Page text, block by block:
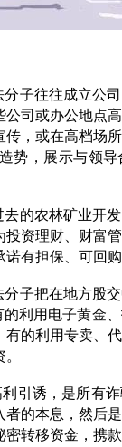
子往往成立公
司或办公地点
，或在高档场
势，展示与领
的农林矿业开
资理财、财富
有担保、可回
子把在地方股
利用电子黄金
的利用专卖、
引诱，是所有
的本息，然后
转移资金，携